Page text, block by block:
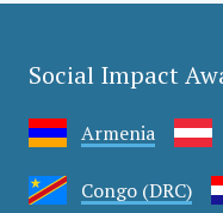
Social Impact
Armenia
Congo (DRC)